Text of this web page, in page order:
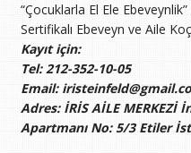
“Çocuklarla El Ele
Sertifikalı Ebeveyn ve Aile
Kayıt için:
Tel: 212-352-10-05
Email:
Adres: İRİS AİLE MERKEZİ
Apartmanı No: 5/3 Etiler